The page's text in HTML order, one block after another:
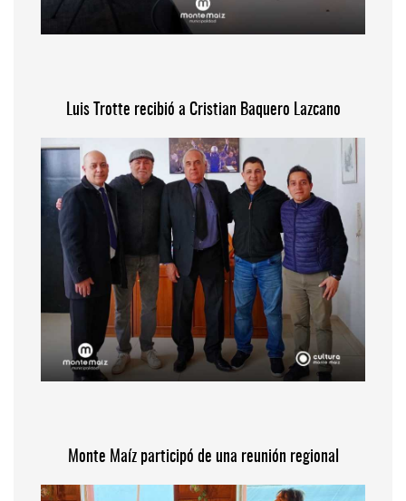
Luis Trotte recibió a Cristian Baquero Lazcano
Monte Maíz participó de una reunión regional